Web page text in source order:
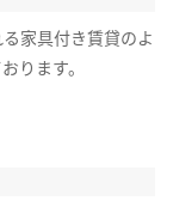
家具付き賃貸のよ
ります。